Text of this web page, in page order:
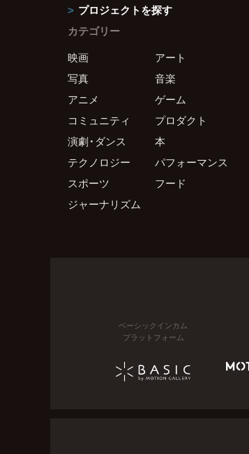
プロジェクトを探す
カテゴリー
映画
アート
写真
音楽
アニメ
ゲーム
コミュニティ
プロダクト
演劇・ダンス
本
テクノロジー
パフォーマンス
スポーツ
フード
ジャーナリズム
ベーシックインカム
プラットフォーム